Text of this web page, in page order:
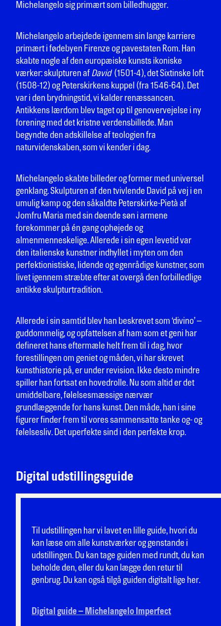
Michelangelo sig primært som billedhugger.
Michelangelo arbejdede igennem sin lange karriere
primært i fødebyen Firenze og pavestaten Rom. Han
skabte nogle af den europæiske kunsts ikoniske
værker: skulpturen af David (1501-4), det Sixtinske loft
(1508-12) og Peterskirkens kuppel (fra 1546-64). Det
var i den brydningstid, vi kalder renæssancen.
Antikkens lærdom blev taget op til genovervejelse i ny
forening med det kristne verdensbillede. Man
begyndte den adskillelse af teologien fra
naturvidenskaben, som vi kender i dag.
Michelangelo skabte billeder og former med universel
genklang. Skulpturen af den tvivlende David på vej i en
umulig kamp og den såkaldte Peterskirke-Pietà af
Jomfru Maria med sin døende søn i armene
forekommer på én gang ophøjede og
almenmenneskelige. Allerede i sin egen levetid var
den italienske kunstner indhyllet i myten om den
perfektionistiske, lidende og egenrådige kunstner, som
livet igennem stræbte efter at overgå den forbilledlige
antikke skulpturtradition.
Allerede i sin samtid blev han beskrevet som ‘divino’ –
guddommelig, og opfattelsen af ham som et geni har
defineret hans eftermæle helt frem til i dag, hvor
forestillingen om geniet og måden, vi har skrevet
kunsthistorie på, er under revision. Ikke desto mindre
spiller han fortsat en hovedrolle. Nu som altid er det
umiddelbare, følelsesmæssige nærvær
grundlæggende for hans kunst. Den måde, han i sine
figurer finder frem til vores sammensatte tanke og- og
følelsesliv. Det uperfekte sind i den perfekte krop.
Digital udstillingsguide
Til udstillingen har vi lavet en lille guide, hvori du
kan læse om alle kunstværker og genstande i
udstillingen. Du kan tage guiden med rundt, du kan
beholde den, eller du kan lægge den retur til
genbrug. Du kan også tilgå guiden digitalt lige her.
Digital guide – Michelangelo Imperfect